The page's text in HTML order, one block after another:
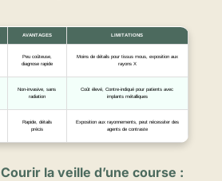
AVANTAGES LIMITATIONS
Peu coûteuse,
diagnose rapide
Moins de détails pour tissus mous, exposition aux
rayons X
Non-invasive, sans
radiation
Coût élevé, Contre-indiqué pour patients avec
implants métalliques
Rapide, détails
précis
Exposition aux rayonnements, peut nécessiter des
agents de contraste
Courir la veille d’une course :